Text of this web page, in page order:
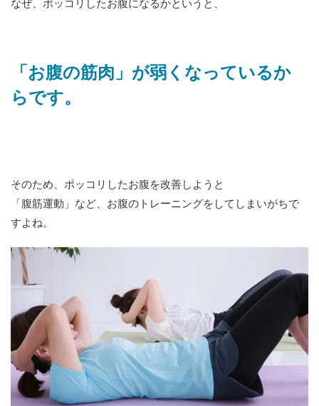
なぜ、ポッコリしたお腹になるかというと、
「お腹の筋肉」が弱くなっているか
らです。
そのため、ポッコリしたお腹を改善しようと
「腹筋運動」など、お腹のトレーニングをしてしまいがちで
すよね。